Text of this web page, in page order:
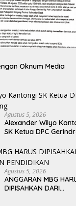
Oknum Media
Agustus 5, 2026
Alexander Wilyo
SK Ketua DPC
Agustus 5, 2026
ANGGARAN MBG
DIPISAHKAN DARI